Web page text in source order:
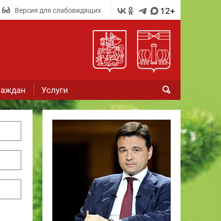
Версия для слабовидящих 12+
Услуги